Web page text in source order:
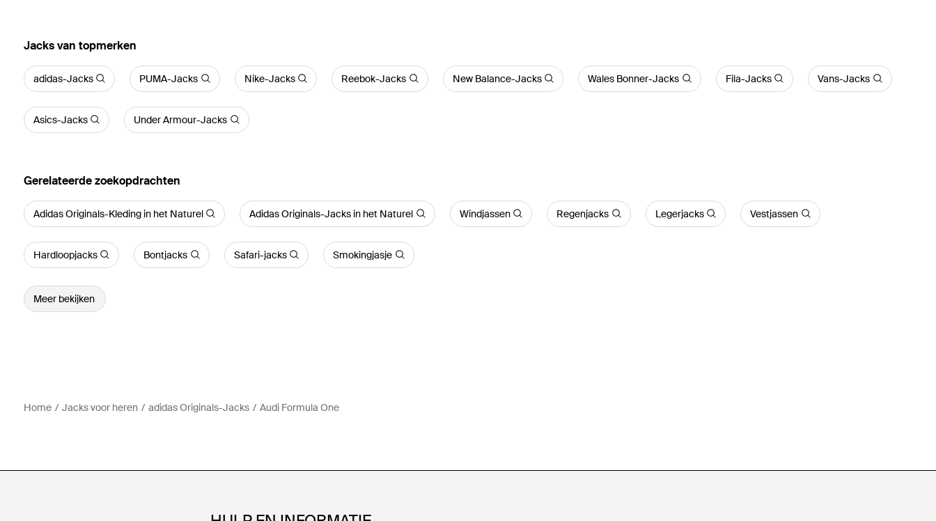
‪Jacks‬ van topmerken
adidas-Jacks PUMA-Jacks Nike-Jacks Reebok-Jacks New Balance-Jacks Wales Bonner-Jacks Fila-Jacks Vans-Jacks
Asics-Jacks Under Armour-Jacks
Gerelateerde zoekopdrachten
Adidas Originals-Kleding in het Naturel Adidas Originals-Jacks in het Naturel Windjassen Regenjacks Legerjacks Vestjassen
Hardloopjacks Bontjacks Safari-jacks Smokingjasje
Meer bekijken
Home Jacks voor heren adidas Originals-Jacks Audi Formula One